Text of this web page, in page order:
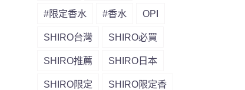
#限定香水 #香水 OPI
SHIRO台灣 SHIRO必買
SHIRO推薦 SHIRO日本
SHIRO限定 SHIRO限定香